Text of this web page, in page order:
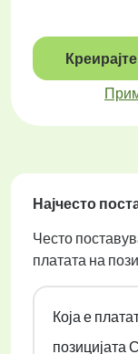
Најчесто
Често
платата на
Која е
позицијата